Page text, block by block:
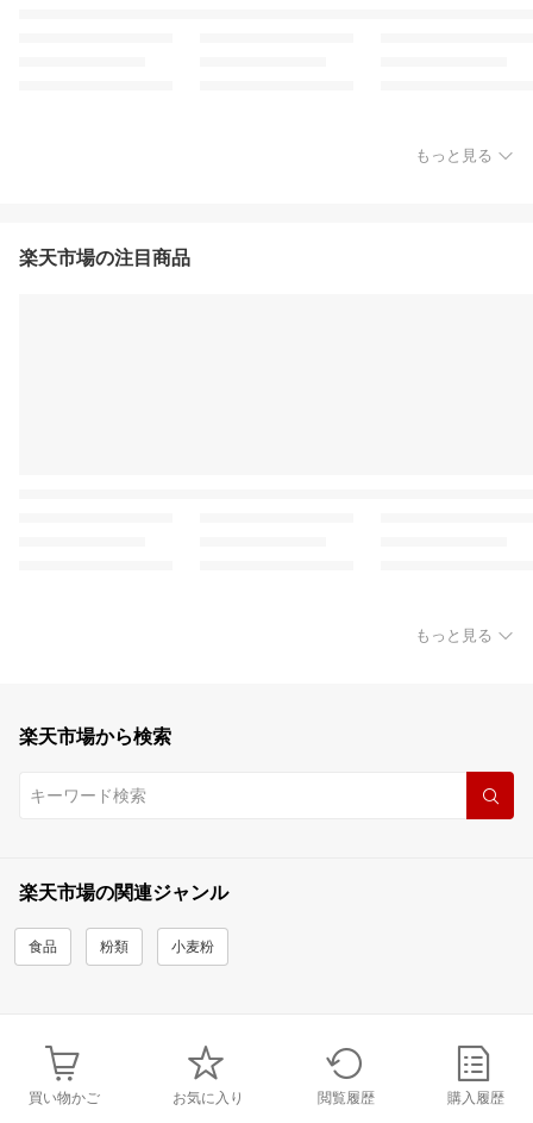
もっと見る
楽天市場の注目商品
もっと見る
楽天市場から検索
楽天市場の関連ジャンル
食品 粉類 小麦粉
買い物かご お気に入り 閲覧履歴 購入履歴